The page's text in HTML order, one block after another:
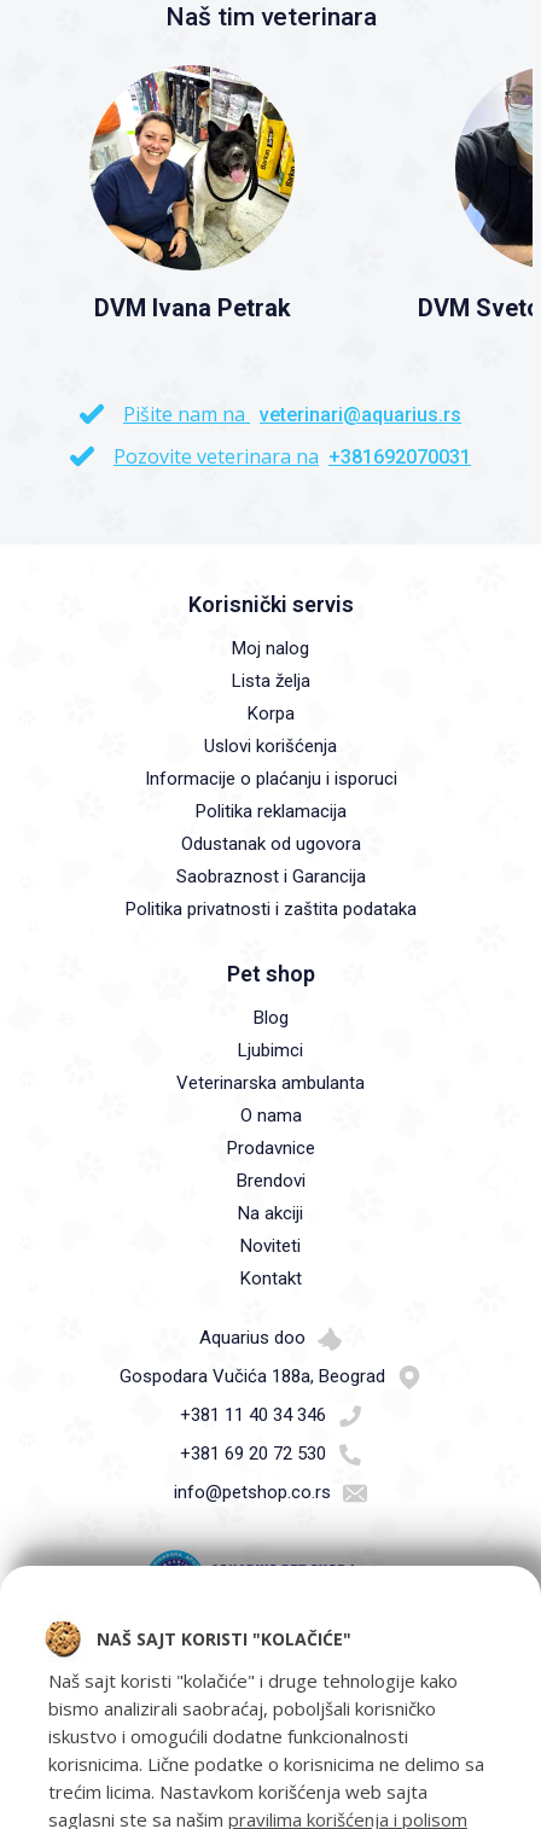
Naš tim veterinara
DVM Ivana Petrak DVM
Pišite nam na veterinari@aquarius.rs
Pozovite veterinara na +381692070031
Korisnički servis
Moj nalog
Lista želja
Korpa
Uslovi korišćenja
Informacije o plaćanju i isporuci
Politika reklamacija
Odustanak od ugovora
Saobraznost i Garancija
Politika privatnosti i zaštita podataka
Pet shop
Blog
Ljubimci
Veterinarska ambulanta
O nama
Prodavnice
Brendovi
Na akciji
Noviteti
Kontakt
Aquarius doo
Gospodara Vučića 188a, Beograd
+381 11 40 34 346
+381 69 20 72 530
info@petshop.co.rs
Pet Shop Aquarius - Vaši ljubimci zaslužuju samo najbolje -
oprema za kućne ljubimce i hrana za kućne ljubimce Beograd.
NAŠ SAJT KORISTI "KOLAČIĆE"
Naš sajt koristi "kolačiće" i druge tehnologije kako
bismo analizirali saobraćaj, poboljšali korisničko
iskustvo i omogućili dodatne funkcionalnosti
korisnicima. Lične podatke o korisnicima ne delimo sa
trećim licima. Nastavkom korišćenja web sajta
saglasni ste sa našim pravilima korišćenja i polisom